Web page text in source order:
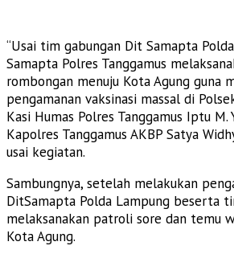
“Usai tim gabungan Dit Samapta
Samapta Polres Tanggamus
rombongan menuju Kota Agung guna
pengamanan vaksinasi massal di
Kasi Humas Polres Tanggamus Iptu
Kapolres Tanggamus AKBP Satya
usai kegiatan.
Sambungnya, setelah melakukan
DitSamapta Polda Lampung beserta
melaksanakan patroli sore dan temu
Kota Agung.